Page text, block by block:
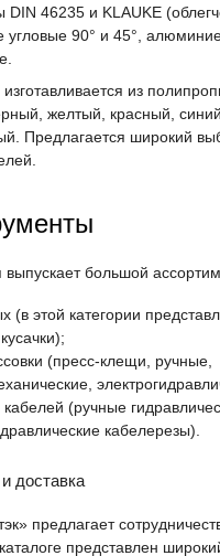
DIN 46235 и KLAUKE
угловые 90° и 45°,
из
желтый, красный,
Предлагается широкий
большой
(в этой категории
(пресс-клещи, ручные,
кабелей (ручные
кабелерезы).
доставка
предлагает
представлен